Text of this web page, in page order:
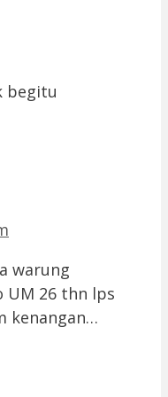
begitu
warung
UM 26 thn lps
kenangan…